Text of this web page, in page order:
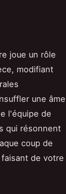
joue un rôle
modifiant
une âme
l'équipe de
qui résonnent
coup de
de votre